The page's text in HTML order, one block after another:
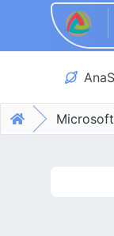
Skip to main